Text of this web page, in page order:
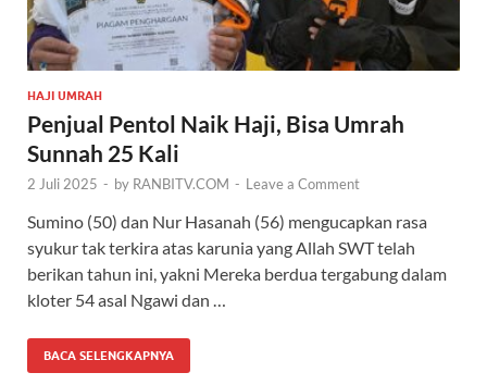
HAJI UMRAH
Penjual Pentol Naik Haji, Bisa Umrah
Sunnah 25 Kali
2 Juli 2025 - by RANBITV.COM - Leave a Comment
Sumino (50) dan Nur Hasanah (56) mengucapkan rasa
syukur tak terkira atas karunia yang Allah SWT telah
berikan tahun ini, yakni Mereka berdua tergabung dalam
kloter 54 asal Ngawi dan …
BACA SELENGKAPNYA